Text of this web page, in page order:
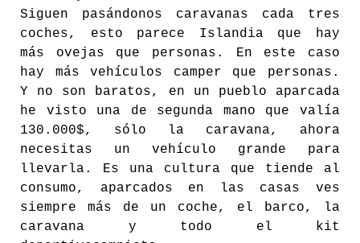
Siguen pasándonos caravanas cada tres
coches, esto parece Islandia que hay
más ovejas que personas. En este caso
hay más vehículos camper que personas.
Y no son baratos, en un pueblo aparcada
he visto una de segunda mano que valía
130.000$, sólo la caravana, ahora
necesitas un vehículo grande para
llevarla. Es una cultura que tiende al
consumo, aparcados en las casas ves
siempre más de un coche, el barco, la
caravana y todo el kit